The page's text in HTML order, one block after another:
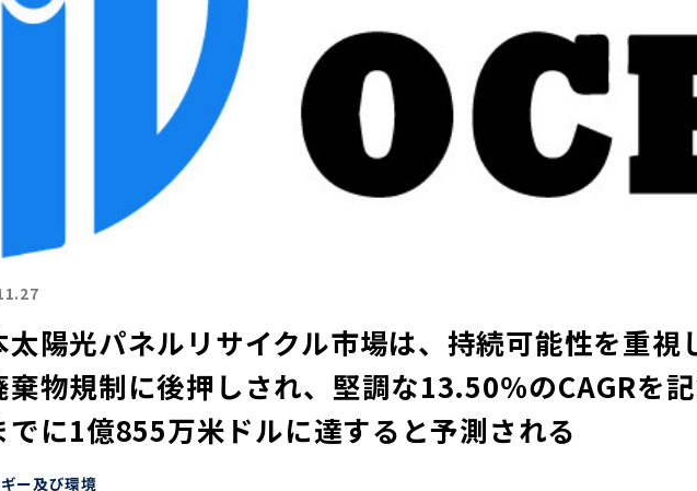
太陽光パネルリサイクル市場は、持続可能性を重視
棄物規制に後押しされ、堅調な13.50％のCAGRを
でに1億855万米ドルに達すると予測される
ー及び環境